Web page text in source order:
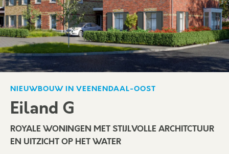
NIEUWBOUW IN VEENENDAAL-OOST
Eiland G
ROYALE WONINGEN MET STIJLVOLLE ARCHITCTUUR
EN UITZICHT OP HET WATER